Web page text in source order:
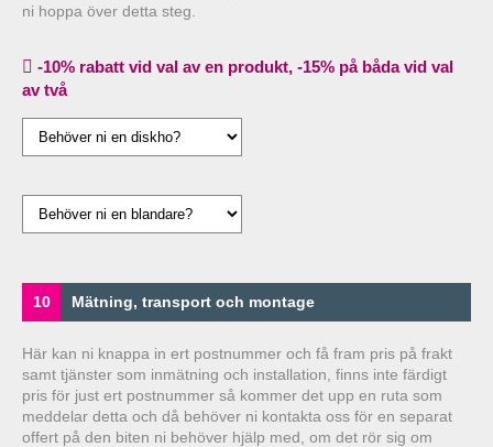
ni hoppa över detta steg.
-10% rabatt vid val av en produkt, -15% på båda vid val
av två
10 Mätning, transport och montage
Här kan ni knappa in ert postnummer och få fram pris på frakt
samt tjänster som inmätning och installation, finns inte färdigt
pris för just ert postnummer så kommer det upp en ruta som
meddelar detta och då behöver ni kontakta oss för en separat
offert på den biten ni behöver hjälp med, om det rör sig om